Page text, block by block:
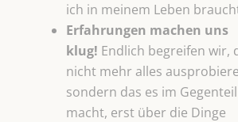
ich in meinem Leben
Erfahrungen machen uns
klug! Endlich begreifen wir,
nicht mehr alles
sondern das es im
macht, erst über die Dinge